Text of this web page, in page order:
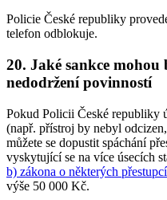
Policie České republiky
telefon odblokuje.
20. Jaké sankce
nedodržení povinností
Pokud Policii České republiky
(např. přístroj by nebyl
můžete se dopustit spáchání
vyskytující se na více úsecích
b) zákona o některých
výše 50 000 Kč.